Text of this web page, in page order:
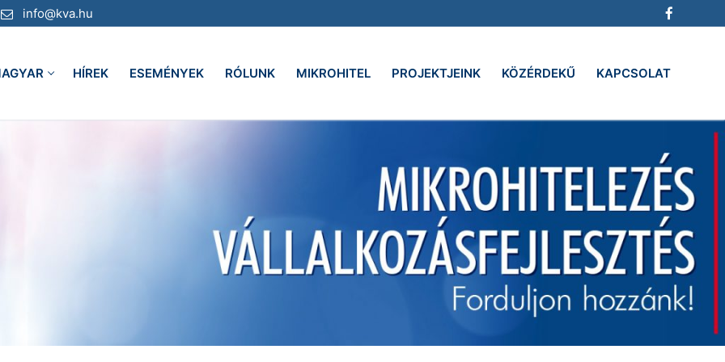
info@kva.hu
HÍREK ESEMÉNYEK RÓLUNK MIKROHITEL PROJEKTJEINK KÖZÉRDEKŰ KAPCSOLAT